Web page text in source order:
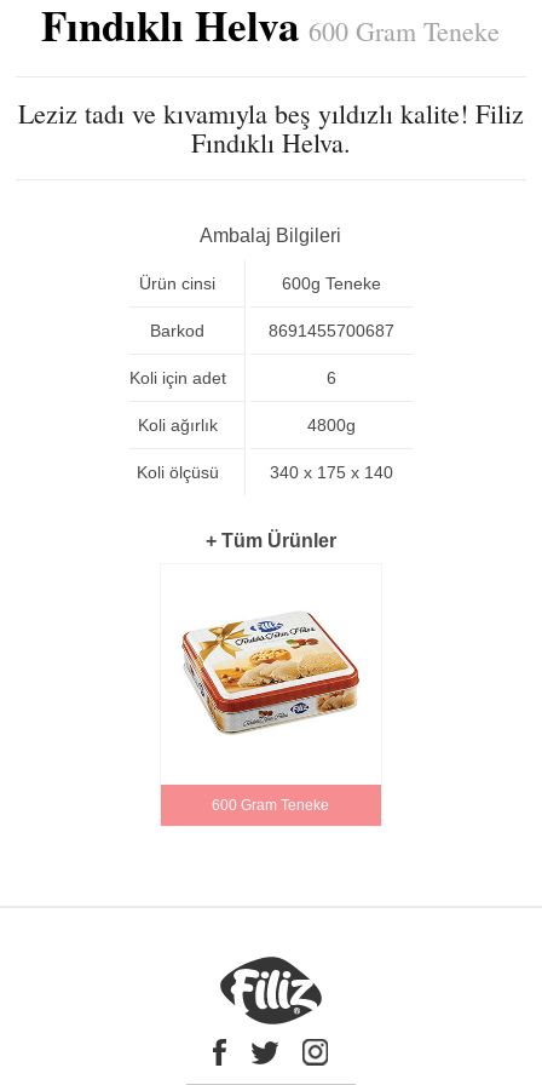
Fındıklı Helva 600 Gram Teneke
Leziz tadı ve kıvamıyla beş yıldızlı kalite! Filiz
Fındıklı Helva.
Ambalaj Bilgileri
Ürün cinsi
Barkod
Koli için adet
Koli ağırlık
Koli ölçüsü
600g Teneke
8691455700687
6
4800g
340 x 175 x 140
+ Tüm Ürünler
600 Gram Teneke